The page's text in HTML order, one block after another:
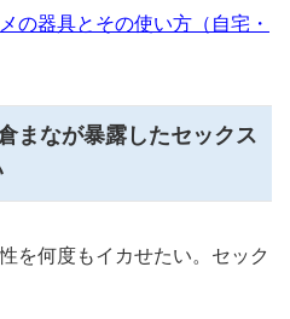
の器具とその使い方（自宅・
まなが暴露したセックス
を何度もイカせたい。セック